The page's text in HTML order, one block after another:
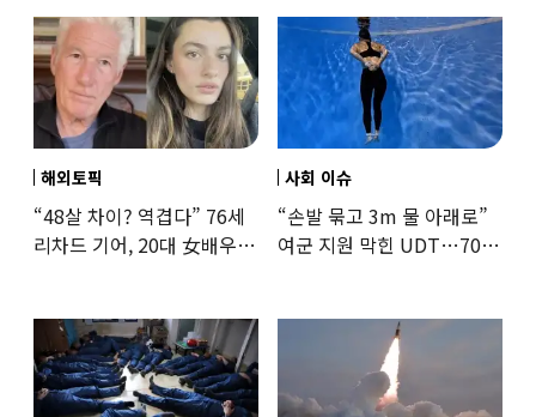
해외토픽
“48살 차이? 역겹다” 76세
리차드 기어, 20대 女배우와
사회 이슈
“손발 묶고 3m 물 아래로”
여군 지원 막힌 UDT…707